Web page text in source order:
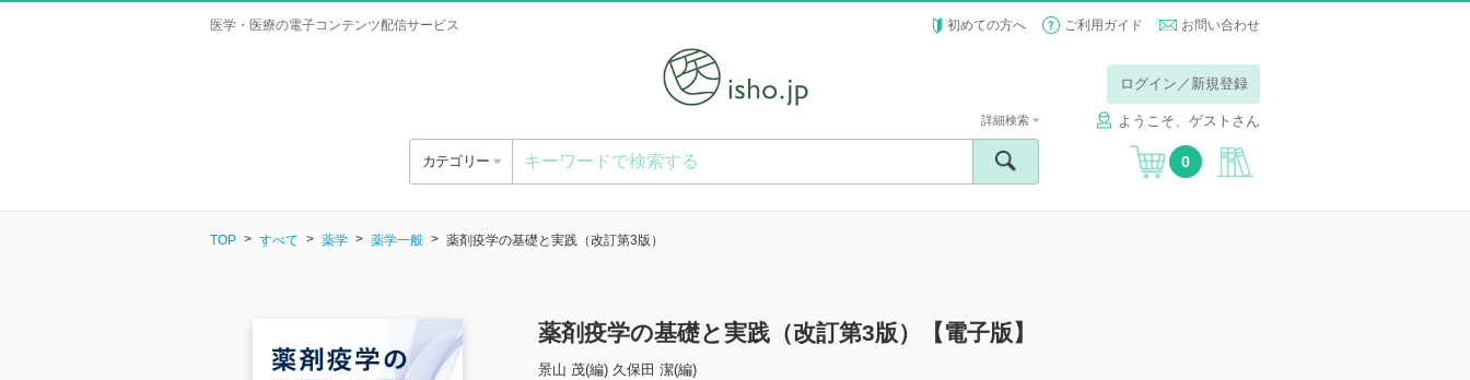
医学・医療の電子コンテンツ配信サービス 初めての方へ ご利用ガイド お問い合わせ
ログイン／新規登録
ようこそ、ゲストさん
カテゴリー
詳細検索
0
TOP すべて 薬学 薬学一般 薬剤疫学の基礎と実践（改訂第3版）
薬剤疫学の基礎と実践（改訂第3版）【電子版】
景山 茂(編) 久保田 潔(編)